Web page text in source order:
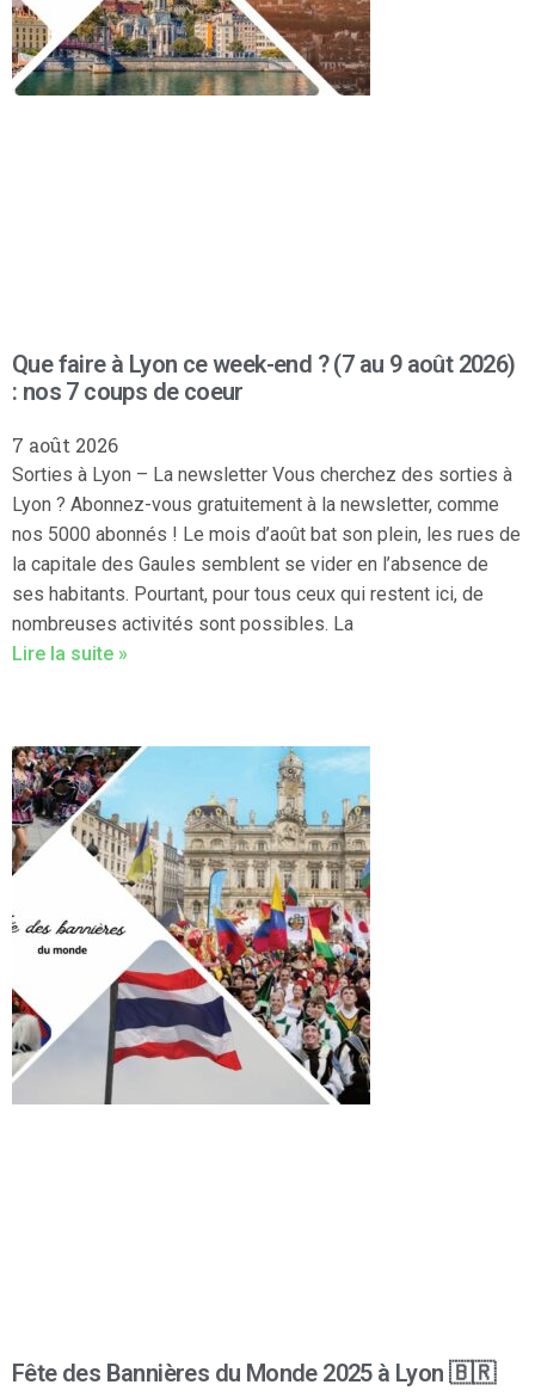
Que faire à Lyon ce week-end ? (7 au 9 août 2026)
: nos 7 coups de coeur
7 août 2026
Sorties à Lyon – La newsletter Vous cherchez des sorties à
Lyon ? Abonnez-vous gratuitement à la newsletter, comme
nos 5000 abonnés ! Le mois d’août bat son plein, les rues de
la capitale des Gaules semblent se vider en l’absence de
ses habitants. Pourtant, pour tous ceux qui restent ici, de
nombreuses activités sont possibles. La
Lire la suite »
Fête des Bannières du Monde 2025 à Lyon 🇧🇷